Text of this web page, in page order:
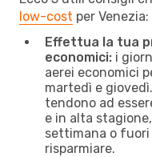
low-cost per Venezia:
Effettua la tua
economici: i
aerei economici
martedì e
tendono ad
e in alta
settimana o
risparmiare.